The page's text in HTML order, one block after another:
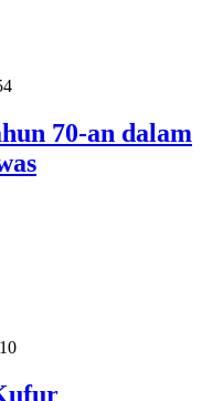
70-an dalam